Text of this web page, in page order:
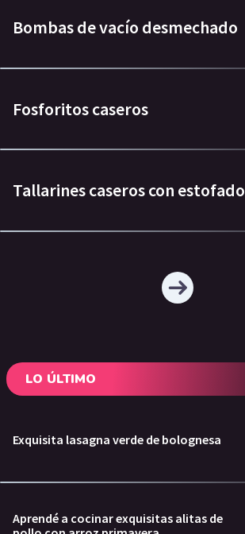
Bombas de vacío desmechado
Fosforitos caseros
Tallarines caseros con estofado
LO ÚLTIMO
Exquisita lasagna verde de bolognesa
Aprendé a cocinar exquisitas alitas de